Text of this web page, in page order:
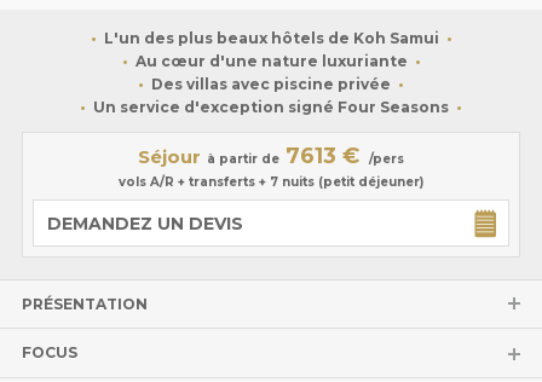
L'un des plus beaux hôtels de Koh Samui
Au cœur d'une nature luxuriante
Des villas avec piscine privée
Un service d'exception signé Four Seasons
Séjour à partir de 7613 €
/pers
vols A/R + transferts + 7 nuits (petit déjeuner)
DEMANDEZ UN DEVIS
PRÉSENTATION
FOCUS